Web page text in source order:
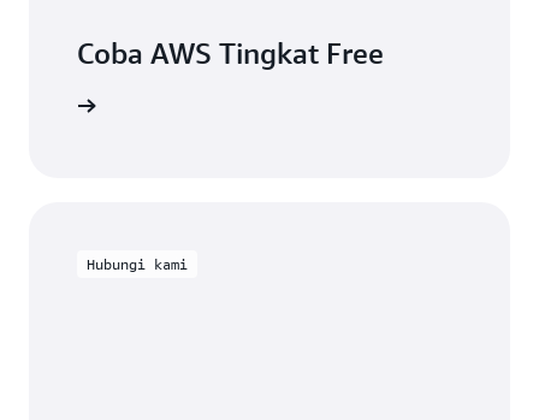
Coba AWS Tingkat Free
Hubungi kami